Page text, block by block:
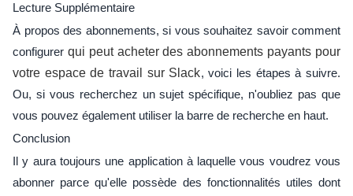
Lecture Supplémentaire
À propos des abonnements, si vous souhaitez savoir comment
configurer qui peut acheter des abonnements payants pour
votre espace de travail sur Slack, voici les étapes à suivre.
Ou, si vous recherchez un sujet spécifique, n'oubliez pas que
vous pouvez également utiliser la barre de recherche en haut.
Conclusion
Il y aura toujours une application à laquelle vous voudrez vous
abonner parce qu'elle possède des fonctionnalités utiles dont